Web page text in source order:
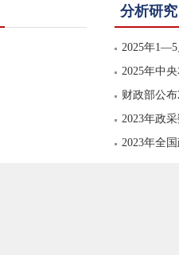
分析研究
2025年
2025年中
财政部公
2023年政
2023年全